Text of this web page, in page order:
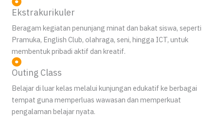
Ekstrakurikuler
Beragam kegiatan penunjang minat dan bakat siswa, seperti
Pramuka, English Club, olahraga, seni, hingga ICT, untuk
membentuk pribadi aktif dan kreatif.
Outing Class
Belajar di luar kelas melalui kunjungan edukatif ke berbagai
tempat guna memperluas wawasan dan memperkuat
pengalaman belajar nyata.